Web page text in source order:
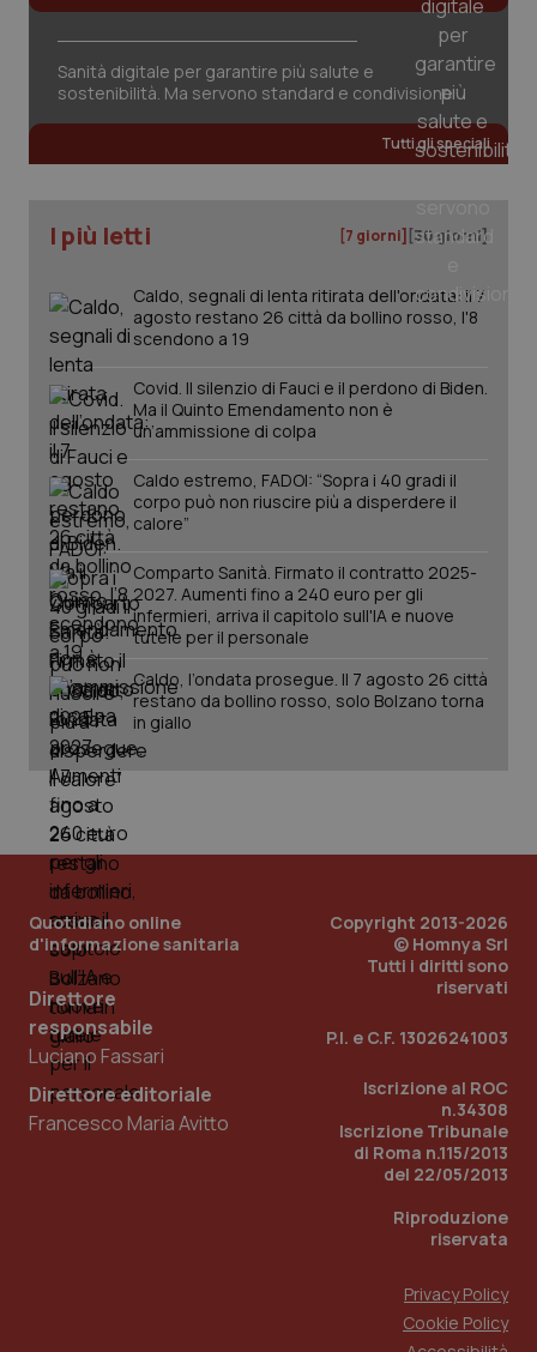
Sanità digitale per garantire più salute e
sostenibilità. Ma servono standard e condivisione
Tutti gli speciali
I più letti [7 giorni] [30 giorni]
Caldo, segnali di lenta ritirata dell'ondata: il 7
agosto restano 26 città da bollino rosso, l'8
scendono a 19
Covid. Il silenzio di Fauci e il perdono di Biden.
Ma il Quinto Emendamento non è
un’ammissione di colpa
Caldo estremo, FADOI: “Sopra i 40 gradi il
corpo può non riuscire più a disperdere il
calore”
Comparto Sanità. Firmato il contratto 2025-
2027. Aumenti fino a 240 euro per gli
infermieri, arriva il capitolo sull'IA e nuove
tutele per il personale
Caldo, l’ondata prosegue. Il 7 agosto 26 città
restano da bollino rosso, solo Bolzano torna
in giallo
Quotidiano online
d'informazione sanitaria
Direttore
responsabile
Luciano Fassari
Direttore editoriale
Francesco Maria Avitto
Copyright 2013-2026
© Homnya Srl
Tutti i diritti sono
riservati
P.I. e C.F. 13026241003
Iscrizione al ROC
n.34308
Iscrizione Tribunale
di Roma n.115/2013
del 22/05/2013
Riproduzione
riservata
Privacy Policy
Cookie Policy
tracking-sites-ironfish-
www.quotidianosanita.it
session-id
www.quotidianosanita.it
.quotidianosanita.it
PHPSESSID
.quotidianosanita.it
1